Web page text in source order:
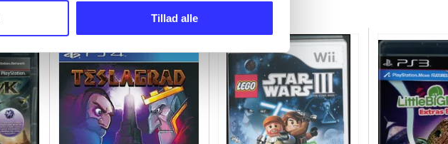
Tillad alle